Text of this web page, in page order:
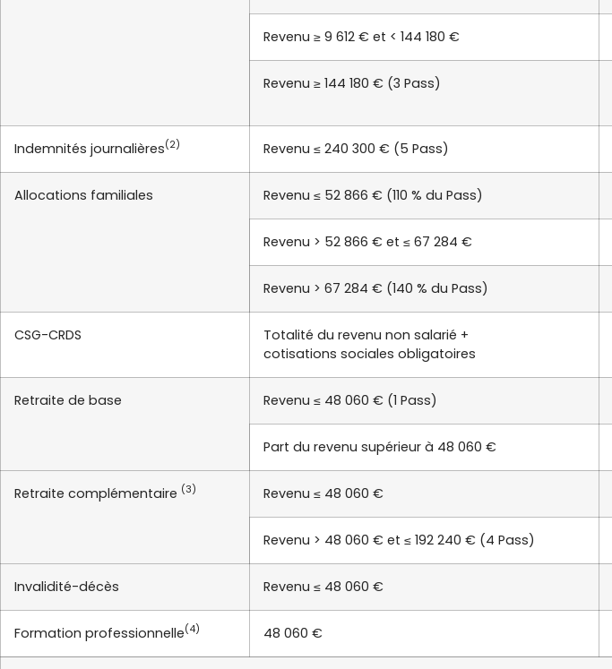
Revenu ≥ 9 612 € et < 144 180 €
Revenu ≥ 144 180 € (3 Pass)
Indemnités journalières(2) Revenu ≤ 240 300 € (5 Pass)
Allocations familiales Revenu ≤ 52 866 € (110 % du Pass)
Revenu > 52 866 € et ≤ 67 284 €
Revenu > 67 284 € (140 % du Pass)
CSG-CRDS
Totalité du revenu non salarié +
cotisations sociales obligatoires
Retraite de base Revenu ≤ 48 060 € (1 Pass)
Part du revenu supérieur à 48 060 €
Retraite complémentaire (3) Revenu ≤ 48 060 €
Revenu > 48 060 € et ≤ 192 240 € (4 Pass)
Invalidité-décès Revenu ≤ 48 060 €
Formation professionnelle(4) 48 060 €